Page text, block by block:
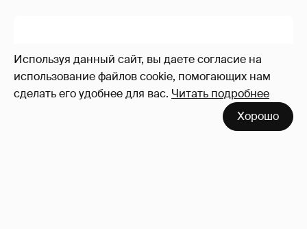
Используя данный сайт, вы даете согласие на
использование файлов cookie, помогающих нам
сделать его удобнее для вас. Читать подробнее
Хорошо